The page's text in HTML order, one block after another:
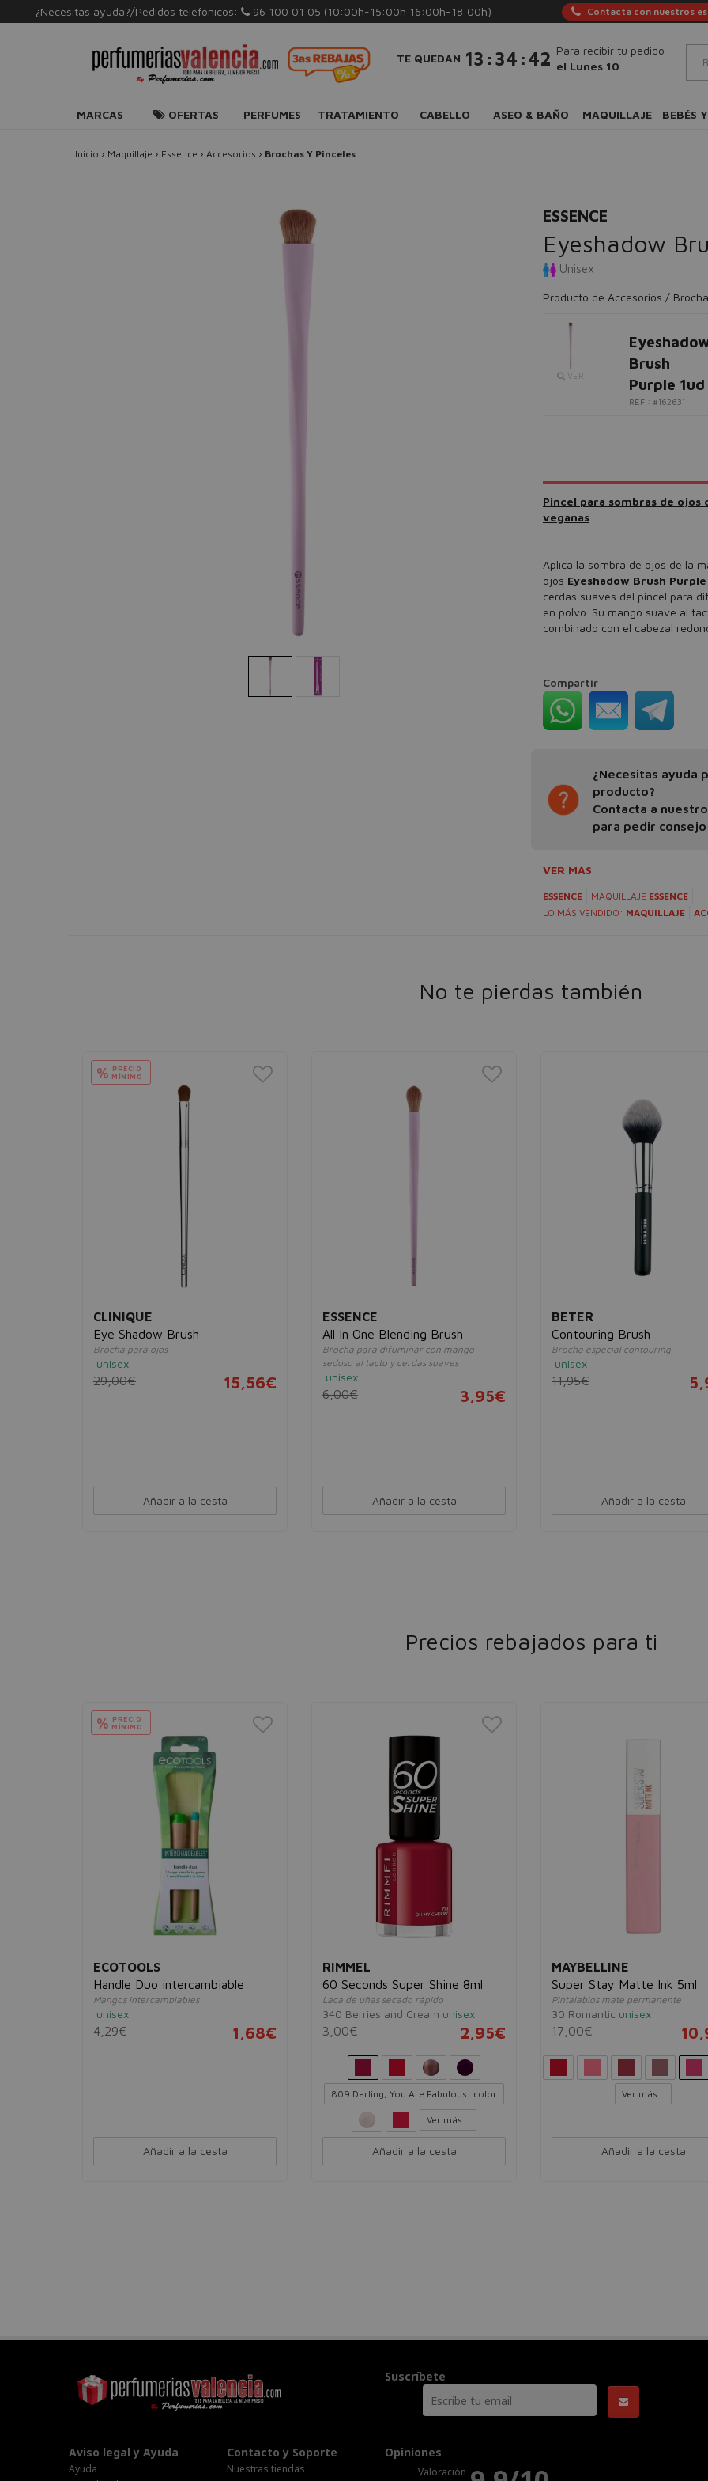
¿Necesitas ayuda?/Pedidos telefónicos: 96 100 01 05 (10:00h-15:00h 16:00h-18:00h) Contacta con nuestros
TE QUEDAN 13 :34 :41 Para recibir tu pedido
el Lunes 10
MARCAS OFERTAS PERFUMES TRATAMIENTO CABELLO ASEO & BAÑO MAQUILLAJE BEBÉS
Inicio › Maquillaje › Essence › Accesorios › Brochas Y Pinceles
ESSENCE
Eyeshadow
Unisex
Producto de Accesorios /
VER
Brush
Purple 1ud
REF.: #162631
Pincel para sombras de ojos
veganas
Aplica la sombra de ojos de la
ojos Eyeshadow Brush Purple
cerdas suaves del pincel para
en polvo. Su mango suave al
combinado con el cabezal
Compartir
¿Necesitas ayuda
producto?
Contacta a
para pedir consejo
VER MÁS
ESSENCE MAQUILLAJE ESSENCE
LO MÁS VENDIDO: MAQUILLAJE
No te pierdas también
% PRECIO
MÍNIMO
CLINIQUE
Eye Shadow Brush
Brocha para ojos
unisex
29,00€ 15,56€
Añadir a la cesta
ESSENCE
All In One Blending Brush
Brocha para difuminar con mango
sedoso al tacto y cerdas suaves
unisex
6,00€ 3,95€
Añadir a la cesta
BETER
Contouring Brush
Brocha especial contouring
unisex
11,95€
Añadir a la cesta
Precios rebajados para ti
% PRECIO
MÍNIMO
ECOTOOLS
Handle Duo intercambiable
Mangos intercambiables
unisex
4,29€ 1,68€
Añadir a la cesta
RIMMEL
60 Seconds Super Shine 8ml
Laca de uñas secado rápido
340 Berries and Cream unisex
3,00€ 2,95€
809 Darling, You Are Fabulous! color
Ver más...
Añadir a la cesta
MAYBELLINE
Super Stay Matte Ink 5ml
Pintalabios mate permanente
30 Romantic unisex
17,00€
Ver más...
Añadir a la cesta
Suscríbete
Aviso legal y Ayuda
Ayuda
Contacto y Soporte
Nuestras tiendas
Opiniones
Valoración